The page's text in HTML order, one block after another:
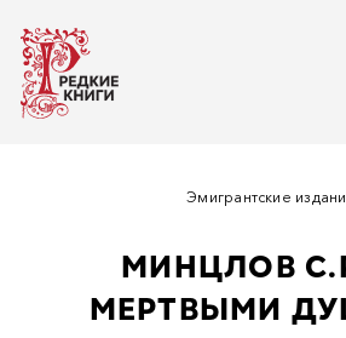
Эмигрантские
МИНЦЛОВ
МЕРТВЫМИ